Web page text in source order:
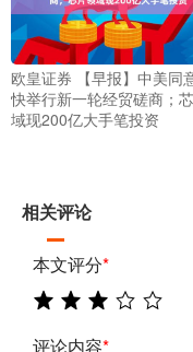
欧皇证券 【早报】中美同
快举行新一轮经贸磋商；
域现200亿大手笔投资
相关评论
本文评分*
评论内容*